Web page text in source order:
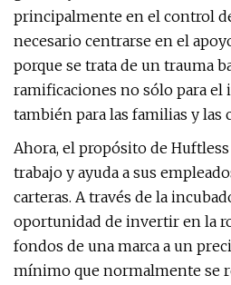
principalmente en el control
necesario centrarse en el
porque se trata de un trauma
ramificaciones no sólo para el
también para las familias y las
Ahora, el propósito de
trabajo y ayuda a sus
carteras. A través de la
oportunidad de invertir en la
fondos de una marca a un
mínimo que normalmente se